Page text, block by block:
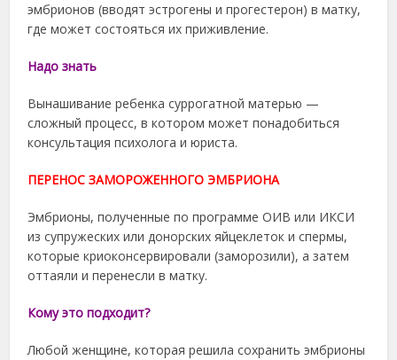
эмбрионов (вводят эстрогены и прогестерон) в матку,
где может состояться их приживление.
Надо знать
Вынашивание ребенка суррогатной матерью —
сложный процесс, в котором может понадобиться
консультация психолога и юриста.
ПЕРЕНОС ЗАМОРОЖЕННОГО ЭМБРИОНА
Эмбрионы, полученные по программе ОИВ или ИКСИ
из супружеских или донорских яйцеклеток и спермы,
которые криоконсервировали (заморозили), а затем
оттаяли и перенесли в матку.
Кому это подходит?
Любой женщине, которая решила сохранить эмбрионы